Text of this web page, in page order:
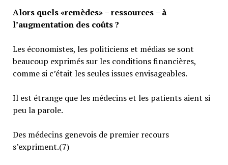
Alors quels «remèdes» – ressources – à
l’augmentation des coûts ?
Les économistes, les politiciens et médias se sont
beaucoup exprimés sur les conditions financières,
comme si c’était les seules issues envisageables.
Il est étrange que les médecins et les patients aient si
peu la parole.
Des médecins genevois de premier recours
s’expriment.(7)